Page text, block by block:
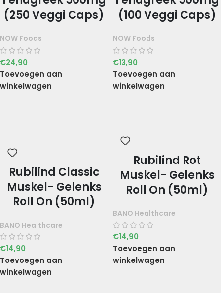
(250 Veggi Caps)
NOW Foods
€24,90
Toevoegen aan
winkelwagen
(100 Veggi Caps)
NOW Foods
€13,90
Toevoegen aan
winkelwagen
Rubilind Classic
Muskel- Gelenks
Roll On (50ml)
BANO Healthcare
€14,90
Toevoegen aan
winkelwagen
Rubilind Rot
Muskel- Gelenks
Roll On (50ml)
BANO Healthcare
€14,90
Toevoegen aan
winkelwagen